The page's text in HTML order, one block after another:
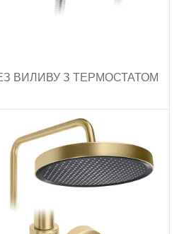
ВИЛИВУ З ТЕРМОСТАТОМ